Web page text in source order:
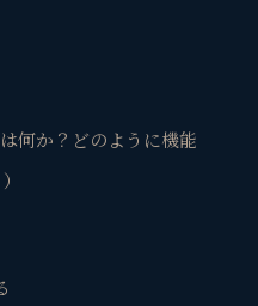
何か？どのように機能